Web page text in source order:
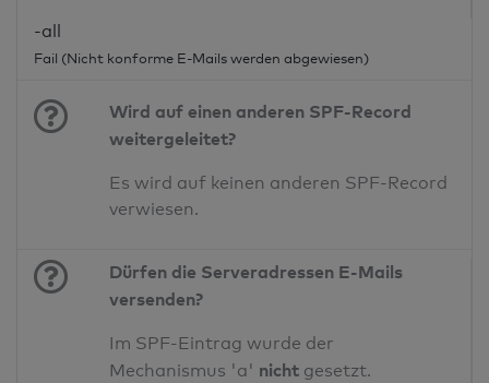
-all
Fail (Nicht konforme E-Mails werden abgewiesen)
Wird auf einen anderen SPF-Record
weitergeleitet?
Es wird auf keinen anderen SPF-Record
verwiesen.
Dürfen die Serveradressen E-Mails
versenden?
Im SPF-Eintrag wurde der
Mechanismus 'a' nicht gesetzt.